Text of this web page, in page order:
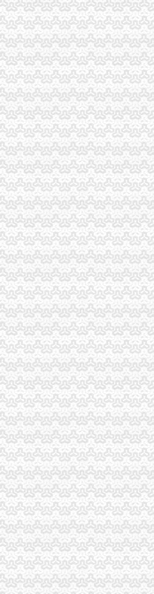
市场管理见成效
司流程
法质量考核
非煤矿山
力度
模式率先实现基层执法能力指
论
取得成效
造势
监管长效机制
场牛肉注水行为
制度成效显著
顿户外广告
利开展
注册公司流程评选活动
务弱势群体造群众满意工商
模板、免费网店装修
下载_一米八3d模型网
】价格,厂家,公司
成长伙伴
注册即送白菜场
营业执照】-力众财务